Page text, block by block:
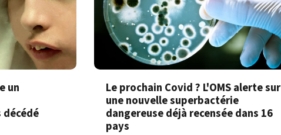
un
Le prochain Covid ? L'OMS alerte sur
une nouvelle superbactérie
dangereuse déjà recensée dans 16
pays